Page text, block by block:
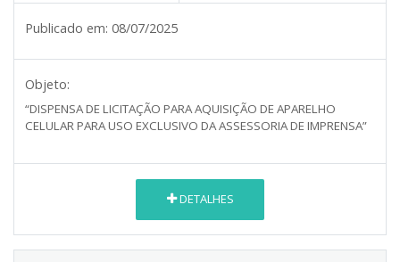
Publicado em: 08/07/2025
Objeto:
“DISPENSA DE LICITAÇÃO PARA AQUISIÇÃO DE APARELHO
CELULAR PARA USO EXCLUSIVO DA ASSESSORIA DE IMPRENSA”
DETALHES